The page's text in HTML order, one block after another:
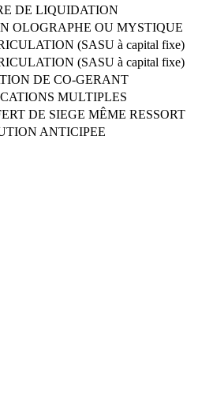
DE LIQUIDATION
OLOGRAPHE OU MYSTIQUE
(SASU à capital fixe)
(SASU à capital fixe)
DE CO-GERANT
MULTIPLES
DE SIEGE MÊME RESSORT
ANTICIPEE